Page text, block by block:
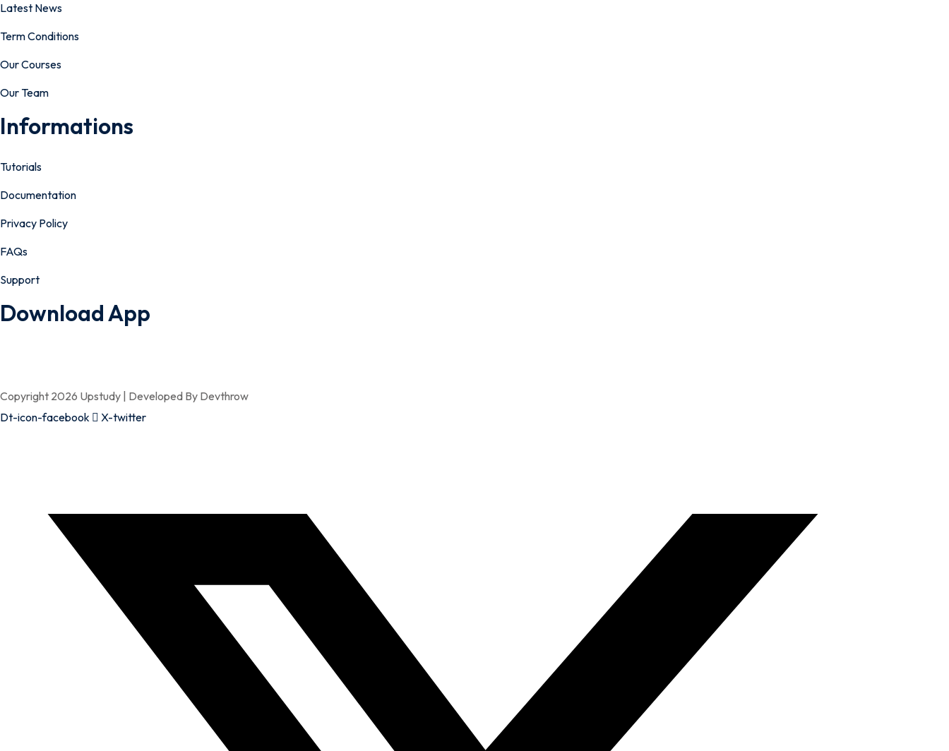
Latest News
Term Conditions
Our Courses
Our Team
Informations
Tutorials
Documentation
Privacy Policy
FAQs
Support
Download App
Copyright 2026 Upstudy | Developed By Devthrow
Dt-icon-facebook
X-twitter